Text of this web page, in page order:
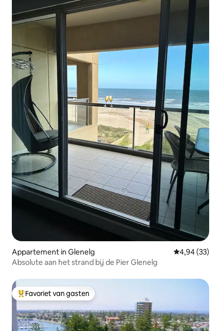
Appartement in Glenelg Gemiddelde
4,94 (33)
Absolute aan het strand bij de Pier Glenelg
Topfavoriet van gasten
Favoriet van gasten